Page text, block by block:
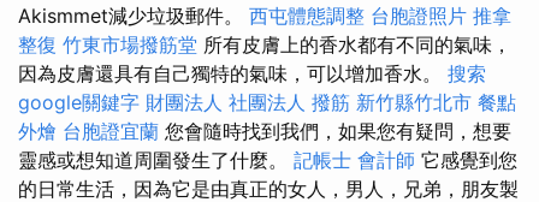
Akismmet減少垃圾郵件。 西屯體態調整 台胞證照片 推拿
整復 竹東市場撥筋堂 所有皮膚上的香水都有不同的氣味，
因為皮膚還具有自己獨特的氣味，可以增加香水。 搜索
google關鍵字 財團法人 社團法人 撥筋 新竹縣竹北市 餐點
外燴 台胞證宜蘭 您會隨時找到我們，如果您有疑問，想要
靈感或想知道周圍發生了什麼。 記帳士 會計師 它感覺到您
的日常生活，因為它是由真正的女人，男人，兄弟，朋友製